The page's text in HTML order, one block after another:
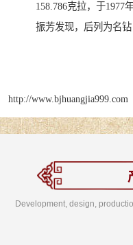
158.786克拉，于1977
振芳发现，后列为名钻
http://www.bjhuangjia999.com